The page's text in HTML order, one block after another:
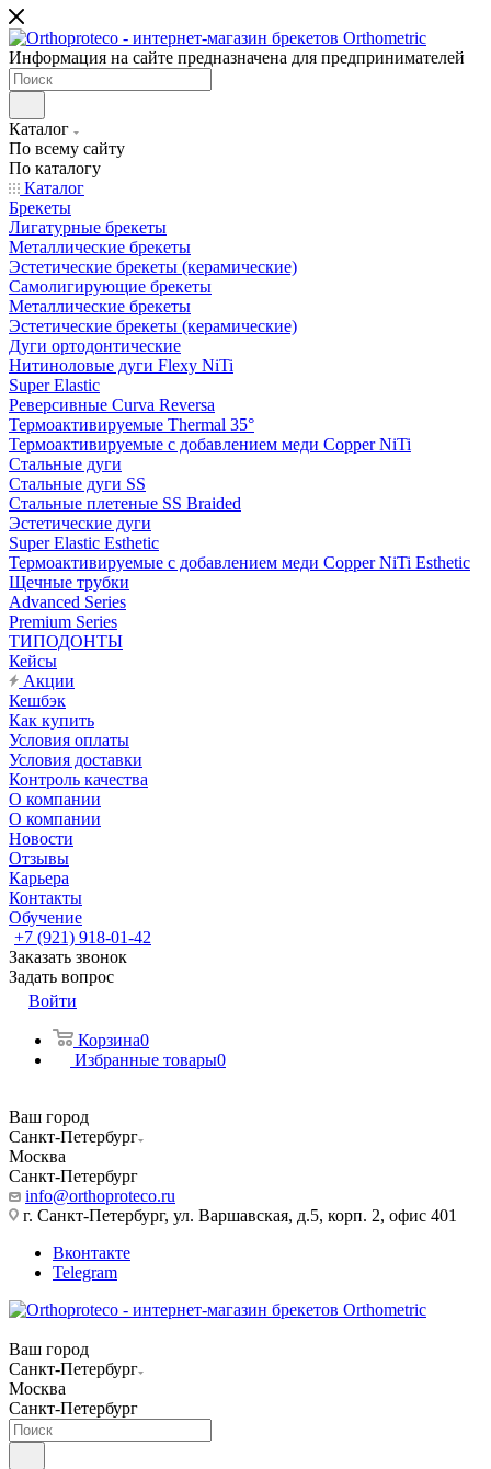
Информация на сайте предназначена для предпринимателей
Каталог
По всему сайту
По каталогу
Каталог
Брекеты
Лигатурные брекеты
Металлические брекеты
Эстетические брекеты (керамические)
Самолигирующие брекеты
Металлические брекеты
Эстетические брекеты (керамические)
Дуги ортодонтические
Нитиноловые дуги Flexy NiTi
Super Elastic
Реверсивные Curva Reversa
Термоактивируемые Thermal 35°
Термоактивируемые с добавлением меди Copper NiTi
Стальные дуги
Стальные дуги SS
Стальные плетеные SS Braided
Эстетические дуги
Super Elastic Esthetic
Термоактивируемые с добавлением меди Copper NiTi Esthetic
Щечные трубки
Advanced Series
Premium Series
ТИПОДОНТЫ
Кейсы
Акции
Кешбэк
Как купить
Условия оплаты
Условия доставки
Контроль качества
О компании
О компании
Новости
Отзывы
Карьера
Контакты
Обучение
+7 (921) 918-01-42
Заказать звонок
Задать вопрос
Войти
Корзина0
Избранные товары0
Ваш город
Санкт-Петербург
Москва
Санкт-Петербург
info@orthoproteco.ru
г. Санкт-Петербург, ул. Варшавская, д.5, корп. 2, офис 401
Вконтакте
Telegram
Ваш город
Санкт-Петербург
Москва
Санкт-Петербург